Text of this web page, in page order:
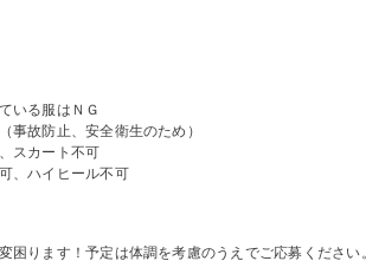
いる服はＮＧ
故防止、安全衛生のため）
スカート不可
、ハイヒール不可
困ります！予定は体調を考慮のうえでご応募ください